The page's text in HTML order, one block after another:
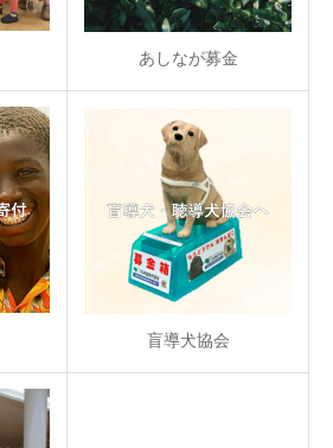
あしなが募金
盲導犬協会